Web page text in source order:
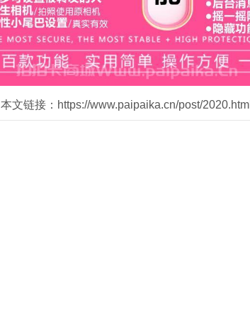
本文链接：https://www.paipaika.cn/post/2020.html